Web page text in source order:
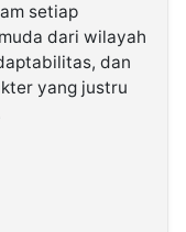
setiap
dari wilayah
dan
yang justru